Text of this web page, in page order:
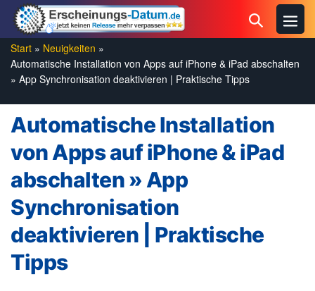
Zum
Inhalt
springen
Suche-
Schalter
Start » Neuigkeiten »
Automatische Installation von Apps auf iPhone & iPad abschalten
» App Synchronisation deaktivieren | Praktische Tipps
Automatische Installation
von Apps auf iPhone & iPad
abschalten » App
Synchronisation
deaktivieren | Praktische
Tipps